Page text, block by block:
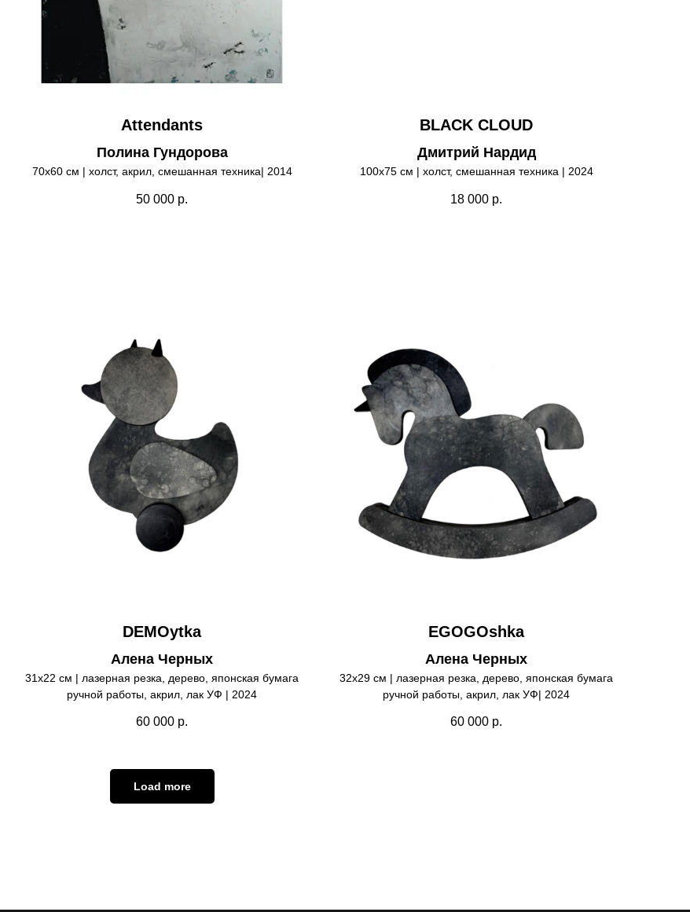
Attendants
Полина Гундорова
70х60 см | холст, акрил, смешанная техника| 2014
50 000 р.
BLACK CLOUD
Дмитрий Нардид
100х75 см | холст, смешанная техника | 2024
18 000 р.
DEMOytka
Алена Черных
31х22 см | лазерная резка, дерево, японская бумага
ручной работы, акрил, лак УФ | 2024
60 000 р.
EGOGOshka
Алена Черных
32х29 см | лазерная резка, дерево, японская бумага
ручной работы, акрил, лак УФ| 2024
60 000 р.
Load more